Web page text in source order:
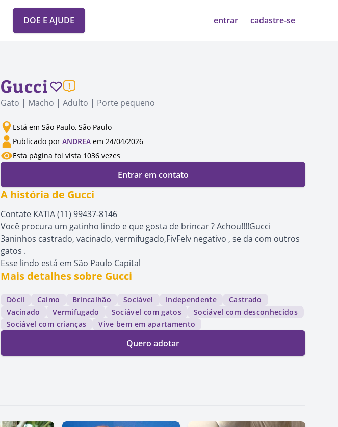
DOE E AJUDE entrar cadastre-se
Gucci
Gato | Macho | Adulto | Porte pequeno
Está em São Paulo, São Paulo
Publicado por ANDREA em 24/04/2026
Esta página foi vista 1036 vezes
Entrar em contato
A história de Gucci
Contate KATIA (11) 99437-8146
Você procura um gatinho lindo e que gosta de brincar ? Achou!!!!Gucci
3aninhos castrado, vacinado, vermifugado,FivFelv negativo , se da com outros
gatos .
Esse lindo está em São Paulo Capital
Mais detalhes sobre Gucci
Dócil Calmo Brincalhão Sociável Independente
Castrado
Vacinado
Vermifugado Sociável com gatos
Sociável com desconhecidos
Sociável com crianças
Vive bem em apartamento
Quero adotar